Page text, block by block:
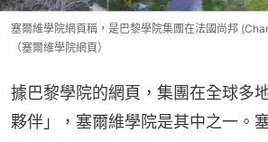
塞爾維學院網頁稱，是巴黎學院集團在法國尚邦
（塞爾維學院網頁）
據巴黎學院的網頁，集團在全球多
夥伴」，塞爾維學院是其中之一。